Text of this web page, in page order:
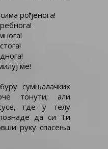
рођенога!
ме!
сумњалачких
тонути; али
где у телу
да си Ти
руку спасења